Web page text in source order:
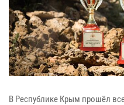
В Республике Крым прошёл